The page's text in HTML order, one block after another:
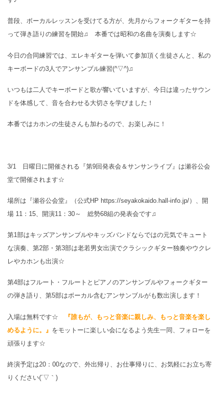
普段、ボーカルレッスンを受けてる方が、先月からフォークギターを持
って弾き語りの練習を開始♫ 本番では昭和の名曲を演奏します☆
今日の合同練習では、エレキギターを弾いて参加頂く生徒さんと、私の
キーボードの3人でアンサンブル練習(^▽^)♫
いつもは二人でキーボードと歌が響いていますが、今日は違ったサウン
ドを体感して、音を合わせる大切さを学びました！
本番ではカホンの生徒さんも加わるので、お楽しみに！
3/1 日曜日に開催される『第9回発表会＆サンサンライブ』は瀬谷公会
堂で開催されます☆
場所は『瀬谷公会堂』（公式HP https://seyakokaido.hall-info.jp/）、開
場 11：15、開演11：30～ 総勢68組の発表会です♫
第1部はキッズアンサンブルやキッズバンドならではの元気でキュート
な演奏、第2部・第3部は老若男女出演でクラシックギター独奏やウクレ
レやカホンも出演☆
第4部はフルート・フルートとピアノのアンサンブルやフォークギター
の弾き語り、第5部はボーカル含むアンサンブルがも数出演します！
入場は無料です☆
『誰もが、もっと音楽に親しみ、もっと音楽を楽し
めるように。』 をモットーに楽しい会になるよう先生一同、フォローを
頑張ります☆
終演予定は20：00なので、外出帰り、お仕事帰りに、お気軽にお立ち寄
りください(´▽｀)